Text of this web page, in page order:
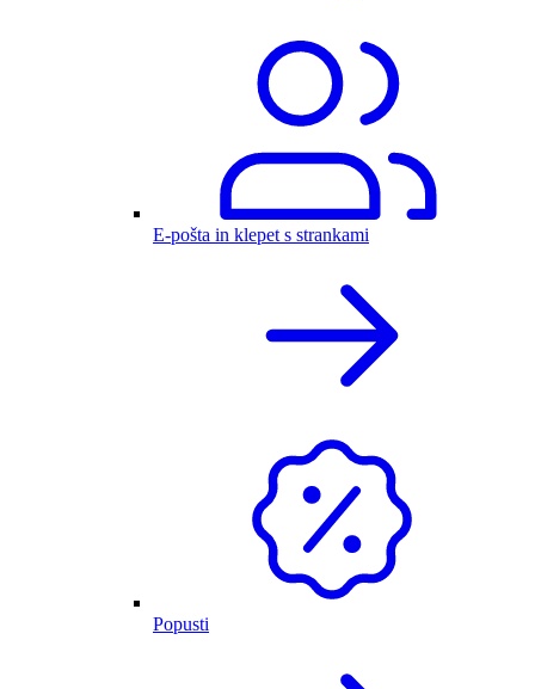
E-pošta in klepet s strankami
Popusti